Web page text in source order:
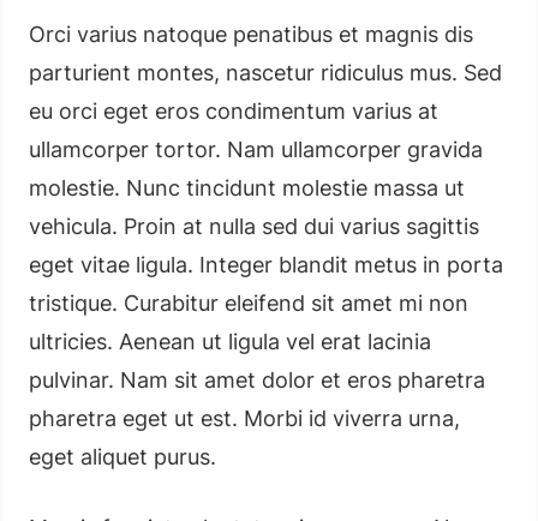
Orci varius natoque penatibus et magnis dis
parturient montes, nascetur ridiculus mus. Sed
eu orci eget eros condimentum varius at
ullamcorper tortor. Nam ullamcorper gravida
molestie. Nunc tincidunt molestie massa ut
vehicula. Proin at nulla sed dui varius sagittis
eget vitae ligula. Integer blandit metus in porta
tristique. Curabitur eleifend sit amet mi non
ultricies. Aenean ut ligula vel erat lacinia
pulvinar. Nam sit amet dolor et eros pharetra
pharetra eget ut est. Morbi id viverra urna,
eget aliquet purus.